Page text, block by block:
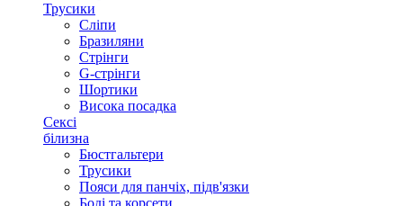
Трусики
Сліпи
Бразиляни
Стрінги
G-стрінги
Шортики
Висока посадка
Сексі
білизна
Бюстгальтери
Трусики
Пояси для панчіх, підв'язки
Боді та корсети